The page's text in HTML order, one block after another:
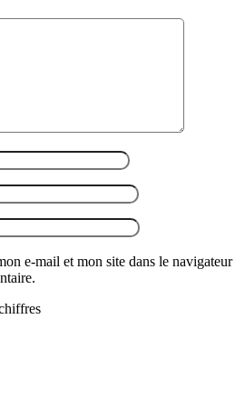
e-mail et mon site dans le navigateur